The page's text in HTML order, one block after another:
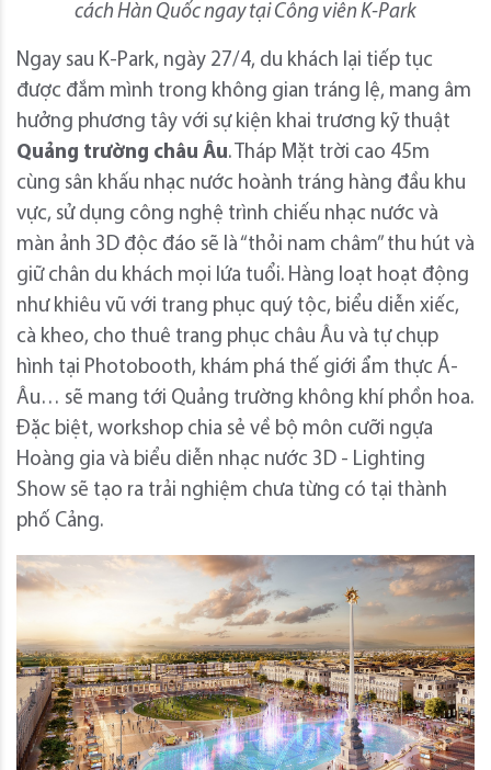
cách Hàn Quốc ngay tại Công viên K-Park
Ngay sau K-Park, ngày 27/4, du khách lại tiếp tục
được đắm mình trong không gian tráng lệ, mang âm
hưởng phương tây với sự kiện khai trương kỹ thuật
Quảng trường châu Âu. Tháp Mặt trời cao 45m
cùng sân khấu nhạc nước hoành tráng hàng đầu khu
vực, sử dụng công nghệ trình chiếu nhạc nước và
màn ảnh 3D độc đáo sẽ là “thỏi nam châm” thu hút và
giữ chân du khách mọi lứa tuổi. Hàng loạt hoạt động
như khiêu vũ với trang phục quý tộc, biểu diễn xiếc,
cà kheo, cho thuê trang phục châu Âu và tự chụp
hình tại Photobooth, khám phá thế giới ẩm thực Á-
Âu… sẽ mang tới Quảng trường không khí phồn hoa.
Đặc biệt, workshop chia sẻ về bộ môn cưỡi ngựa
Hoàng gia và biểu diễn nhạc nước 3D - Lighting
Show sẽ tạo ra trải nghiệm chưa từng có tại thành
phố Cảng.